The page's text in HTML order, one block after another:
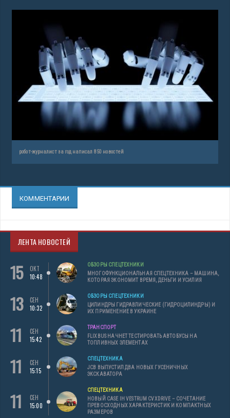
робот-журналист за год написал 850 новостей
КОММЕНТАРИИ
ЛЕНТА НОВОСТЕЙ
15
ОКТ
10:48
ОБЗОРЫ СПЕЦТЕХНИКИ
МНОГОФУНКЦИОНАЛЬНАЯ СПЕЦТЕХНИКА – МАШИНА,
КОТОРАЯ ЭКОНОМИТ ВРЕМЯ, ДЕНЬГИ И УСИЛИЯ
13
СЕН
10:32
ОБЗОРЫ СПЕЦТЕХНИКИ
ЦИЛИНДРЫ ГИДРАВЛИЧЕСКИЕ (ГИДРОЦИЛИНДРЫ) И
ИХ ПРИМЕНЕНИЕ В УКРАИНЕ
11
СЕН
15:42
ТРАНСПОРТ
FLIXBUS НАЧНЕТ ТЕСТИРОВАТЬ АВТОБУСЫ НА
ТОПЛИВНЫХ ЭЛЕМЕНТАХ
11
СЕН
15:15
СПЕЦТЕХНИКА
JCB ВЫПУСТИЛ ДВА НОВЫХ ГУСЕНИЧНЫХ
ЭКСКАВАТОРА
11
СЕН
15:00
СПЕЦТЕХНИКА
НОВЫЙ CASE IH VESTRUM CVXDRIVE – СОЧЕТАНИЕ
ПРЕВОСХОДНЫХ ХАРАКТЕРИСТИК И КОМПАКТНЫХ
РАЗМЕРОВ